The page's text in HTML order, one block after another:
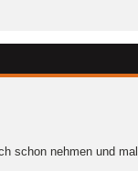
schon nehmen und